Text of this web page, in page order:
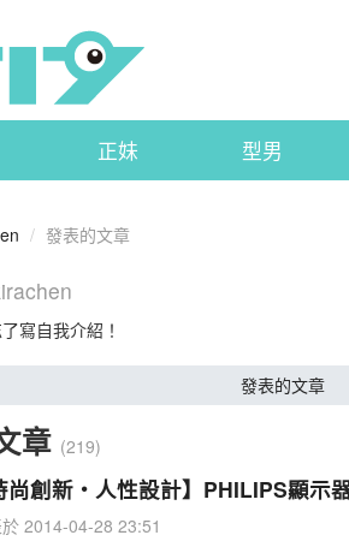
正妹 型男
/ 發表的文章
寫自我介紹！
發表的文章
章 (219)
尚創新‧人性設計】PHILIPS顯示
2014-04-28 23:51